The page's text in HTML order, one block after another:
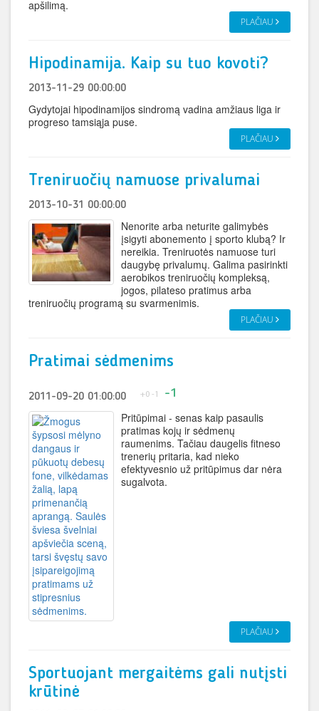
apšilimą.
PLAČIAU
Hipodinamija. Kaip su tuo kovoti?
2013-11-29 00:00:00
Gydytojai hipodinamijos sindromą vadina amžiaus liga ir
progreso tamsiąja puse.
PLAČIAU
Treniruočių namuose privalumai
2013-10-31 00:00:00
Nenorite arba neturite galimybės
įsigyti abonemento į sporto klubą? Ir
nereikia. Treniruotės namuose turi
daugybę privalumų. Galima pasirinkti
aerobikos treniruočių kompleksą,
jogos, pilateso pratimus arba
treniruočių programą su svarmenimis.
PLAČIAU
Pratimai sėdmenims
2011-09-20 01:00:00 +0 -1 -1
Pritūpimai - senas kaip pasaulis
pratimas kojų ir sėdmenų
raumenims. Tačiau daugelis fitneso
trenerių pritaria, kad nieko
efektyvesnio už pritūpimus dar nėra
sugalvota.
PLAČIAU
Sportuojant mergaitėms gali nutįsti
krūtinė